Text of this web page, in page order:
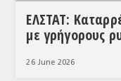
ΣΥΝΕΝΤΕΥΞΕΙΣ
ΘΕΜΑΤΑ
ΕΛΣΤΑΤ:
με γρήγορους
26 June 2026